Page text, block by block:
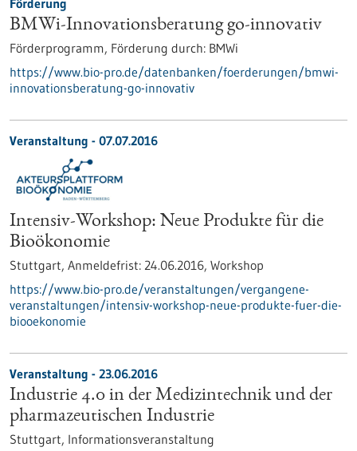
Förderung
BMWi-Innovationsberatung go-innovativ
Förderprogramm, Förderung durch: BMWi
https://www.bio-pro.de/datenbanken/foerderungen/bmwi-
innovationsberatung-go-innovativ
Veranstaltung - 07.07.2016
Intensiv-Workshop: Neue Produkte für die
Bioökonomie
Stuttgart, Anmeldefrist: 24.06.2016, Workshop
https://www.bio-pro.de/veranstaltungen/vergangene-
veranstaltungen/intensiv-workshop-neue-produkte-fuer-die-
biooekonomie
Veranstaltung - 23.06.2016
Industrie 4.0 in der Medizintechnik und der
pharmazeutischen Industrie
Stuttgart, Informationsveranstaltung